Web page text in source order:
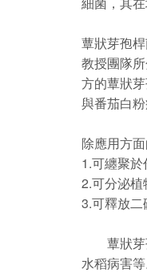
蕈狀芽孢
教授團隊
方的蕈狀
與番茄白
除應用方
1.可纏聚
2.可分泌植
3.可釋放二
蕈狀芽孢
水稻病害等